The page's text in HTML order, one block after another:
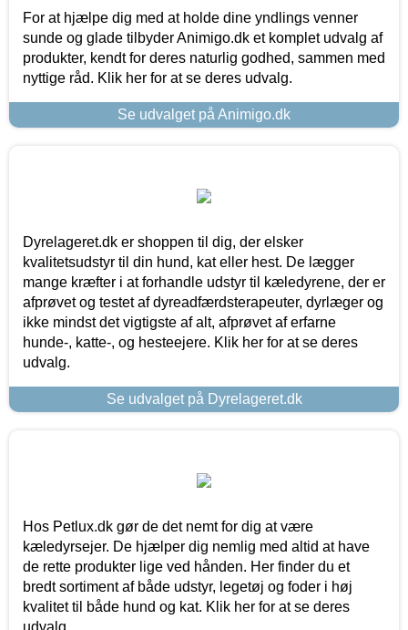
For at hjælpe dig med at holde dine yndlings venner
sunde og glade tilbyder Animigo.dk et komplet udvalg af
produkter, kendt for deres naturlig godhed, sammen med
nyttige råd. Klik her for at se deres udvalg.
Se udvalget på Animigo.dk
Dyrelageret.dk er shoppen til dig, der elsker
kvalitetsudstyr til din hund, kat eller hest. De lægger
mange kræfter i at forhandle udstyr til kæledyrene, der er
afprøvet og testet af dyreadfærdsterapeuter, dyrlæger og
ikke mindst det vigtigste af alt, afprøvet af erfarne
hunde-, katte-, og hesteejere. Klik her for at se deres
udvalg.
Se udvalget på Dyrelageret.dk
Hos Petlux.dk gør de det nemt for dig at være
kæledyrsejer. De hjælper dig nemlig med altid at have
de rette produkter lige ved hånden. Her finder du et
bredt sortiment af både udstyr, legetøj og foder i høj
kvalitet til både hund og kat. Klik her for at se deres
udvalg.